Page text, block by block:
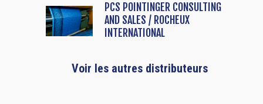
PCS POINTINGER CONSULTING
AND SALES / ROCHEUX
INTERNATIONAL
Voir les autres distributeurs